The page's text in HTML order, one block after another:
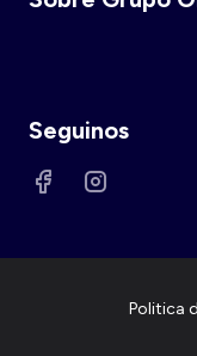
Seguinos
Politica